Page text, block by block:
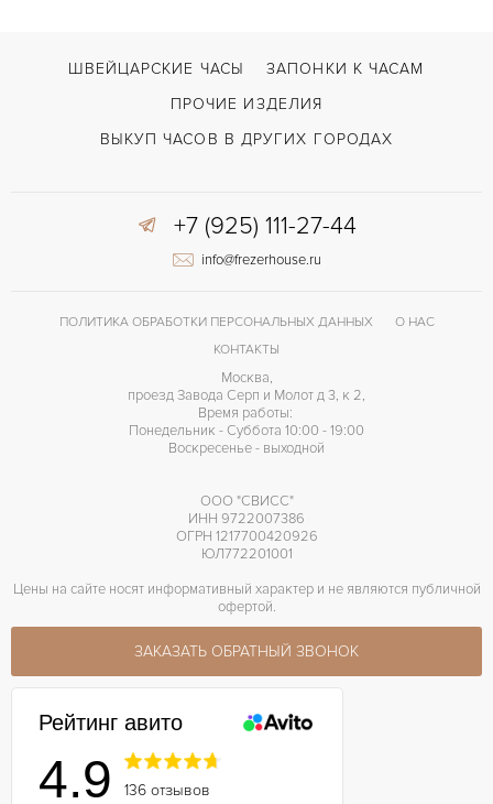
Двойной сложности застежка
ШВЕЙЦАРСКИЕ ЧАСЫ
ЗАПОНКИ К ЧАСАМ
ПРОЧИЕ ИЗДЕЛИЯ
ВЫКУП ЧАСОВ В ДРУГИХ ГОРОДАХ
+7 (925) 111-27-44
info@frezerhouse.ru
ПОЛИТИКА ОБРАБОТКИ ПЕРСОНАЛЬНЫХ ДАННЫХ
О НАС
КОНТАКТЫ
Москва,
проезд Завода Серп и Молот д 3, к 2,
Время работы:
Понедельник - Суббота 10:00 - 19:00
Воскресенье - выходной
ООО "СВИСС"
ИНН 9722007386
ОГРН 1217700420926
ЮЛ772201001
Цены на сайте носят информативный характер и не являются публичной
офертой.
ЗАКАЗАТЬ ОБРАТНЫЙ ЗВОНОК
Рейтинг авито
4.9 136 отзывов